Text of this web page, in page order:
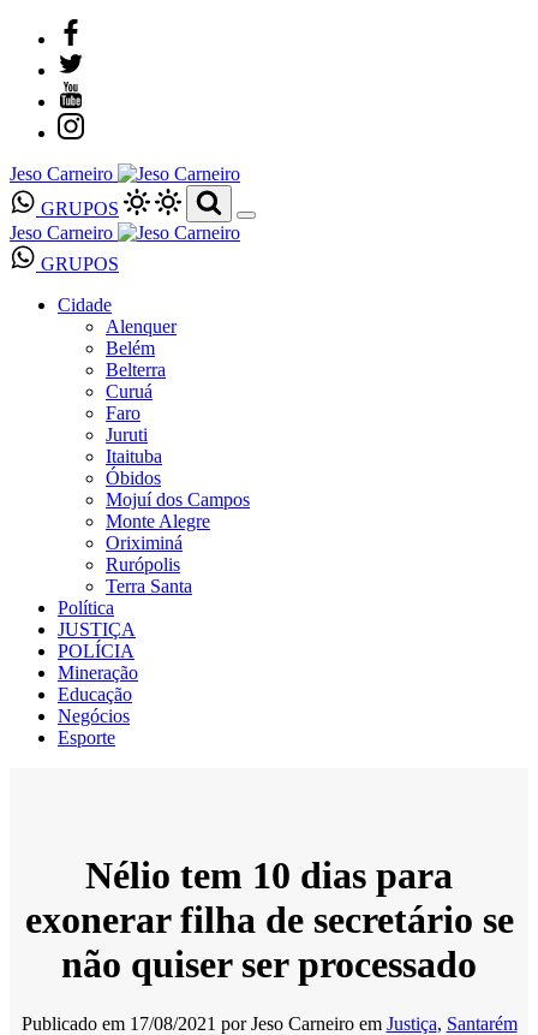
Jeso Carneiro
GRUPOS
Jeso Carneiro
GRUPOS
Cidade
Alenquer
Belém
Belterra
Curuá
Faro
Juruti
Itaituba
Óbidos
Mojuí dos Campos
Monte Alegre
Oriximiná
Rurópolis
Terra Santa
Política
JUSTIÇA
POLÍCIA
Mineração
Educação
Negócios
Esporte
Nélio tem 10 dias para
exonerar filha de secretário se
não quiser ser processado
Publicado em 17/08/2021 porJeso Carneiro em Justiça, Santarém